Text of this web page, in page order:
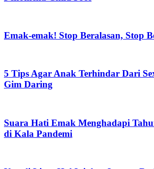
Emak-emak! Stop Beralasan, Stop
5 Tips Agar Anak Terhindar Dari
Gim Daring
Suara Hati Emak Menghadapi
di Kala Pandemi